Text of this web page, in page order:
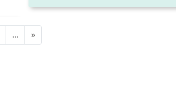
... »